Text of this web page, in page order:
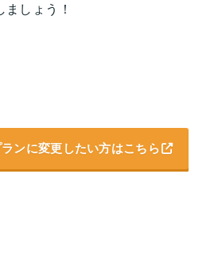
しょう！
ンに変更したい方はこちら